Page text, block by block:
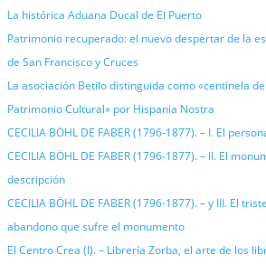
La histórica Aduana Ducal de El Puerto
Patrimonio recuperado: el nuevo despertar de la
de San Francisco y Cruces
La asociación Betilo distinguida como «centinela del
Patrimonio Cultural» por Hispania Nostra
CECILIA BÖHL DE FABER (1796-1877). – I. El
CECILIA BÖHL DE FABER (1796-1877). – II. El
descripción
CECILIA BÖHL DE FABER (1796-1877). – y III. El triste
abandono que sufre el monumento
El Centro Crea (I). – Librería Zorba, el arte de los